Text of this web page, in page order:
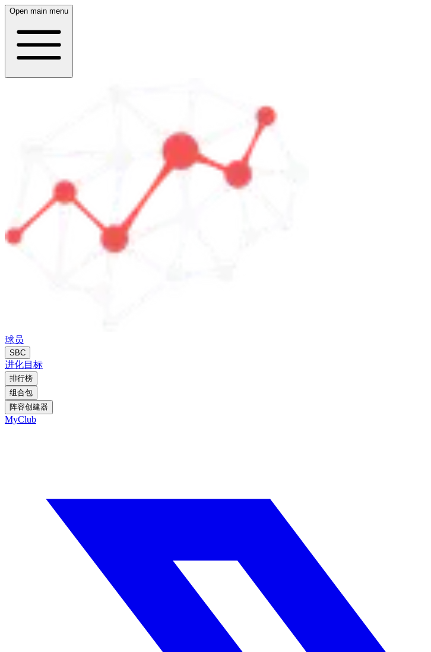
Open main menu
球员
SBC
进化目标
排行榜
组合包
阵容创建器
MyClub